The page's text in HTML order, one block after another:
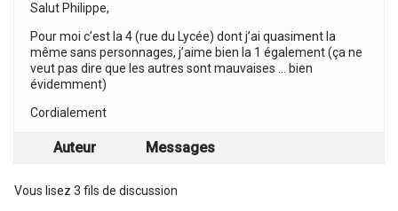
Salut Philippe,
Pour moi c’est la 4 (rue du Lycée) dont j’ai quasiment la
même sans personnages, j’aime bien la 1 également (ça ne
veut pas dire que les autres sont mauvaises … bien
évidemment)
Cordialement
Auteur Messages
Vous lisez 3 fils de discussion